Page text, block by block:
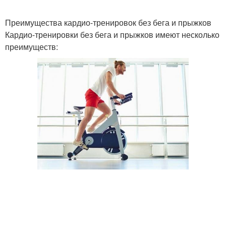
Преимущества кардио-тренировок без бега и прыжков
Кардио-тренировки без бега и прыжков имеют несколько
преимуществ: